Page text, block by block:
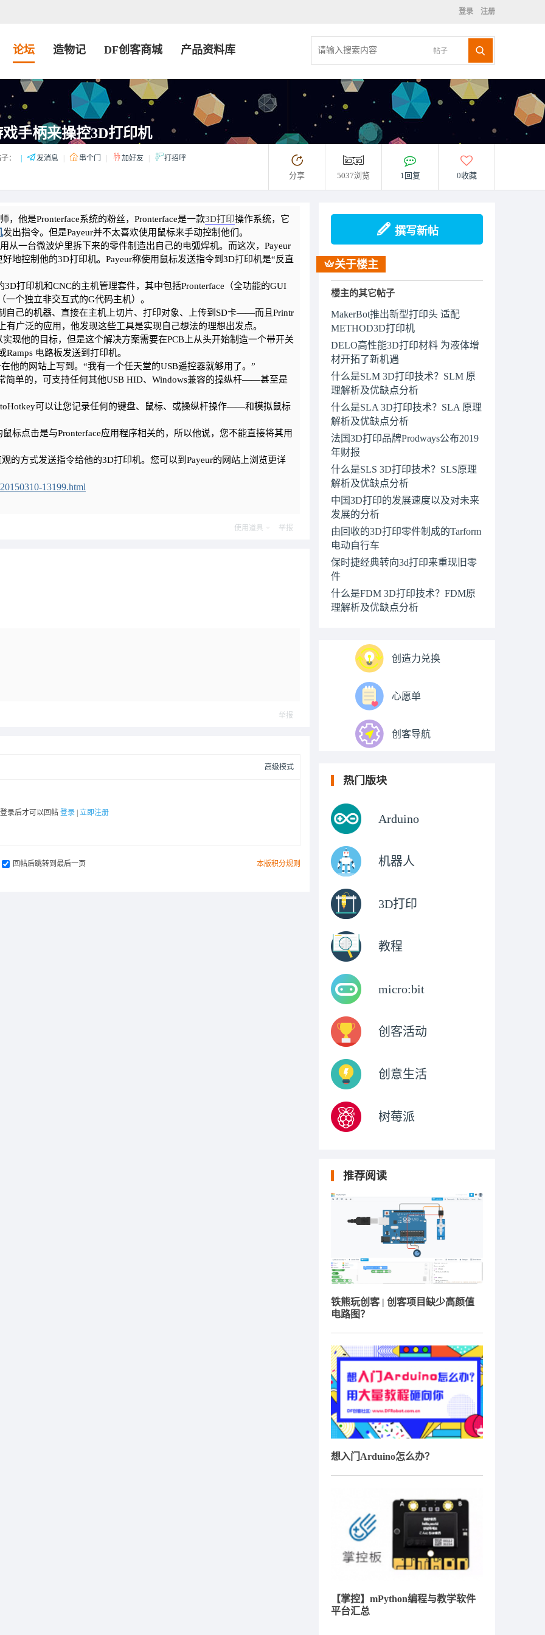
登录 注册
帖子
论坛 造物记 DF创客商城 产品资料库
手柄来操控3D打印机
： 发消息 串个门 加好友 打招呼
分享 5037浏览 1回复 0收藏
他是Pronterface系统的粉丝，Pronterface是一款3D打印操作系统，它
发出指令。但是Payeur并不太喜欢使用鼠标来手动控制他们。
一台微波炉里拆下来的零件制造出自己的电弧焊机。而这次，Payeur
地控制他的3D打印机。Payeur称使用鼠标发送指令到3D打印机是“反直
打印机和CNC的主机管理套件，其中包括Pronterface（全功能的GUI
一个独立非交互式的G代码主机）。
己的机器、直接在主机上切片、打印对象、上传到SD卡——而且Printr
广泛的应用，他发现这些工具是实现自己想法的理想出发点。
他的目标，但是这个解决方案需要在PCB上从头开始制造一个带开关
电路板发送到打印机。
的网站上写到。“我有一个任天堂的USB遥控器就够用了。”
单的，可支持任何其他USB HID、Windows兼容的操纵杆——甚至是
可以让您记录任何的键盘、鼠标、或操纵杆操作——和模拟鼠标
点击是与Pronterface应用程序相关的，所以他说，您不能直接将其用
方式发送指令给他的3D打印机。您可以到Payeur的网站上浏览更详
13199.html
使用道具 举报
举报
高级模式
录后才可以回帖 登录 立即注册
本版积分规则
回帖后跳转到最后一页
撰写新帖
关于楼主
楼主的其它帖子
MakerBot推出新型打印头 适配
METHOD3D打印机
DELO高性能3D打印材料 为液体增
材开拓了新机遇
什么是SLM 3D打印技术？SLM 原
理解析及优缺点分析
什么是SLA 3D打印技术？SLA 原理
解析及优缺点分析
法国3D打印品牌Prodways公布2019
年财报
什么是SLS 3D打印技术？SLS原理
解析及优缺点分析
中国3D打印的发展速度以及对未来
发展的分析
由回收的3D打印零件制成的Tarform
电动自行车
保时捷经典转向3d打印来重现旧零
件
什么是FDM 3D打印技术？FDM原
理解析及优缺点分析
创造力兑换
心愿单
创客导航
热门版块
Arduino
机器人
3D打印
教程
micro:bit
创客活动
创意生活
树莓派
推荐阅读
铁熊玩创客 | 创客项目缺少高颜值
电路图？
想入门Arduino怎么办？
【掌控】mPython编程与教学软件
平台汇总